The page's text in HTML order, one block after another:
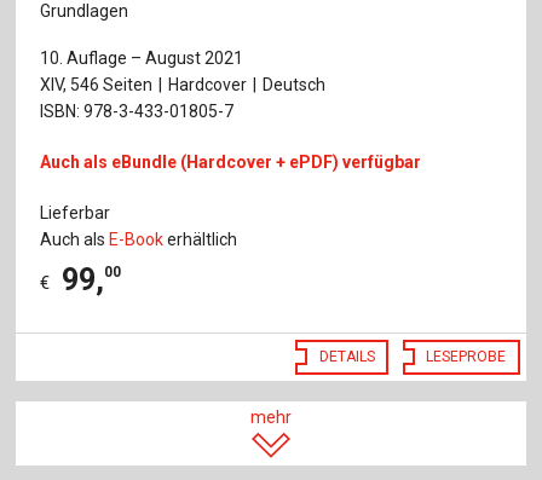
Grundlagen
10. Auflage – August 2021
XIV, 546 Seiten
Hardcover
Deutsch
ISBN: 978-3-433-01805-7
Auch als eBundle (Hardcover + ePDF) verfügbar
Lieferbar
Auch als E-Bookerhältlich
€ 99,00
DETAILS LESEPROBE
mehr